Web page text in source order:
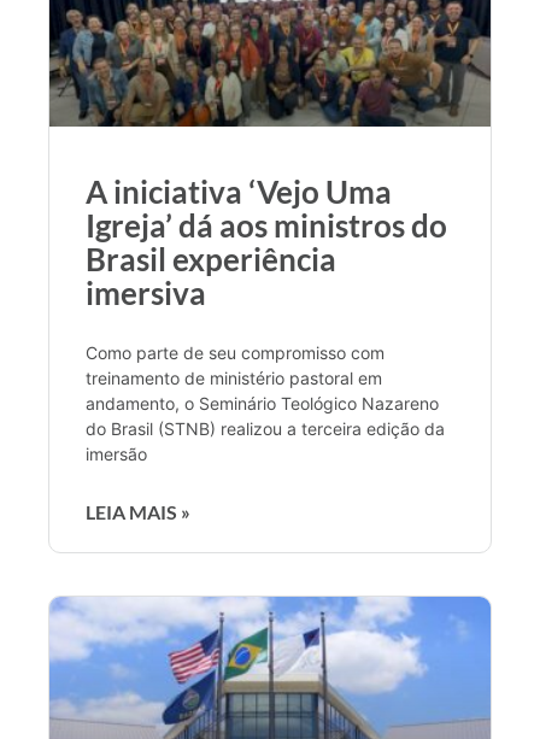
A iniciativa ‘Vejo Uma
Igreja’ dá aos ministros do
Brasil experiência
imersiva
Como parte de seu compromisso com
treinamento de ministério pastoral em
andamento, o Seminário Teológico Nazareno
do Brasil (STNB) realizou a terceira edição da
imersão
LEIA MAIS »